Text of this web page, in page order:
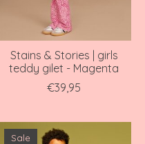
Stains & Stories | girls
teddy gilet - Magenta
€39,95
Sale